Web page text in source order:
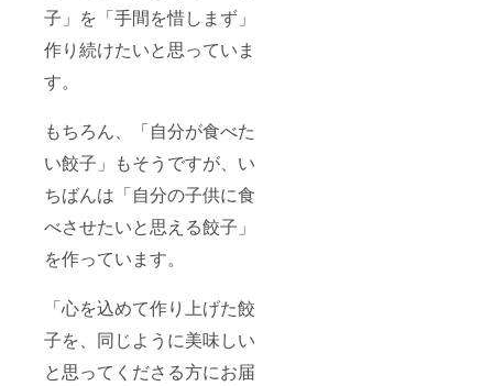
子」を「手間を惜しまず」
作り続けたいと思っていま
す。
もちろん、「自分が食べた
い餃子」もそうですが、い
ちばんは「自分の子供に食
べさせたいと思える餃子」
を作っています。
「心を込めて作り上げた餃
子を、同じように美味しい
と思ってくださる方にお届